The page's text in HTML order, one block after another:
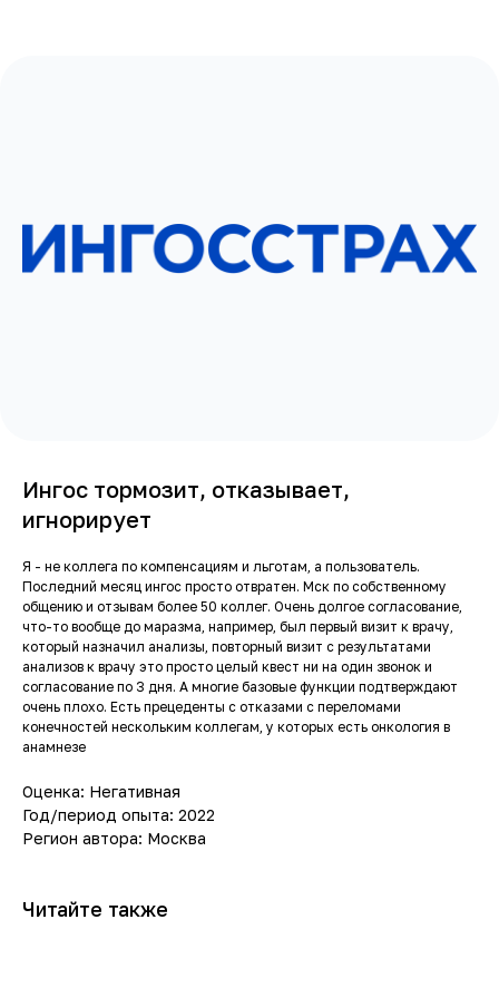
Ингос тормозит, отказывает,
игнорирует
Я - не коллега по компенсациям и льготам, а пользователь.
Последний месяц ингос просто отвратен. Мск по собственному
общению и отзывам более 50 коллег. Очень долгое согласование,
что-то вообще до маразма, например, был первый визит к врачу,
который назначил анализы, повторный визит с результатами
анализов к врачу это просто целый квест ни на один звонок и
согласование по 3 дня. А многие базовые функции подтверждают
очень плохо. Есть прецеденты с отказами с переломами
конечностей нескольким коллегам, у которых есть онкология в
анамнезе
Оценка: Негативная
Год/период опыта: 2022
Регион автора: Москва
Читайте также